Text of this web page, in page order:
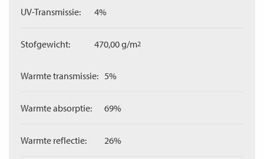
UV-Transmissie: 4%
Stofgewicht: 470,00 g/m2
Warmte transmissie: 5%
Warmte absorptie: 69%
Warmte reflectie: 26%